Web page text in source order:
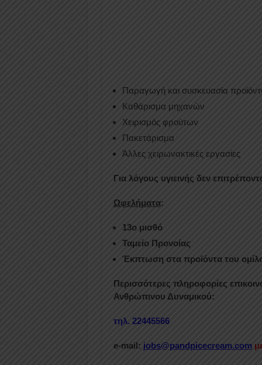
Παραγωγή και συσκευασία
Καθάρισμα μηχανών
Χειρισμός φρούτων
Πακετάρισμα
Άλλες χειρωνακτικές εργασίες
Για λόγους υγιεινής δεν
Ωφελήματα:
13ο μισθό
Ταμείο Προνοίας
Έκπτωση στα προϊόντα του
Περισσότερες πληροφορίες
Ανθρώπινου Δυναμικού:
τηλ. 22445566
e-mail: jobs@pandpicecream.com